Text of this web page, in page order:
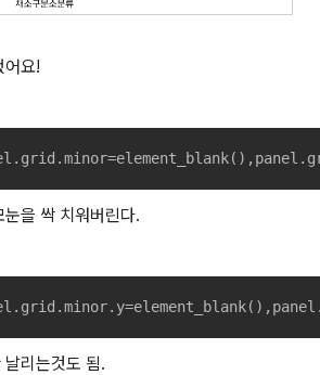
어요!
을 싹 치워버린다.
리는것도 됨.